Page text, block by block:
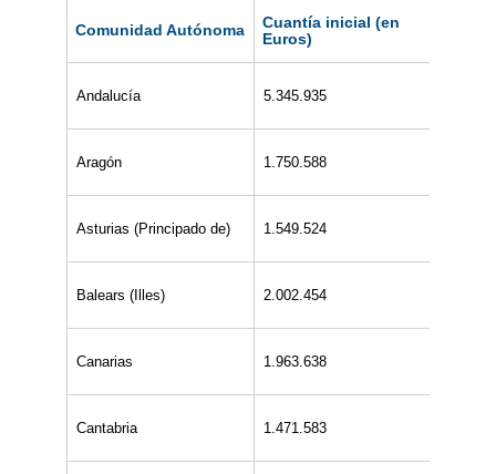
Comunidad Autónoma
Cuantía inicial (en
Euros)
Andalucía 5.345.935
Aragón 1.750.588
Asturias (Principado de) 1.549.524
Balears (Illes) 2.002.454
Canarias 1.963.638
Cantabria 1.471.583